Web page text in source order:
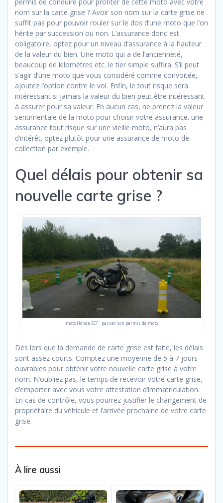
nom sur la carte grise ? Avoir son nom sur la carte grise ne
suffit pas pour pouvoir rouler sur le dos d’une moto que l’on
hérite par succession ou non. L’assurance donc est
obligatoire, optez pour un niveau d’assurance à la hauteur
de la valeur du bien. Une moto qui a de l’ancienneté,
beaucoup de kilomètres etc. le tier simple suffira. S’il peut
s’agir d’une moto que vous considéré comme convoitée,
ajoutez l’option contre le vol. Enfin, le tout risque sera
intéressant si jamais la valeur du bien peut être intéressant
à assurer pour sa valeur. En aucun cas, ne prenez la valeur
sentimentale de la moto pour choisir votre assurance. une
assurance tout risque sur une vieille moto, n’aura pas
d’intérêt. optez plutôt pour une assurance de moto de
collection par exemple.
Quel délais pour obtenir sa
nouvelle carte grise ?
moto Honda ECF : passer son permis de moto
Dès lors que la demande de carte grise est faite, les délais
sont assez courts. Comptez une moyenne de 5 à 7 jours
ouvrables pour obtenir votre nouvelle carte grise à votre
nom. N’oubliez pas, le temps de recevoir votre carte grise,
d’emporter avec vous votre attestation d’immatriculation.
En cas de contrôle, vous pourrez justifier le changement de
propriétaire du véhicule et l’arrivée prochaine de votre carte
grise.
À lire aussi